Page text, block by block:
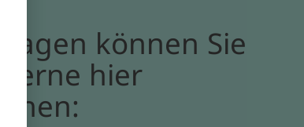
können Sie
hier